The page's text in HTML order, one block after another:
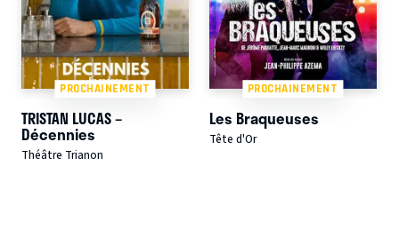
PROCHAINEMENT
TRISTAN LUCAS –
Décennies
Théâtre Trianon
PROCHAINEMENT
Les Braqueuses
Tête d'Or